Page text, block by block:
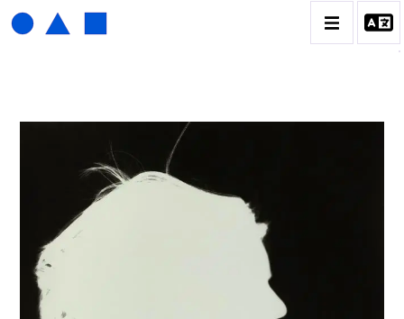
HENRI FOUCAULT
BIOGRAPHIE
CATALOGUE DES OEUVRES
02_PHOTOGRAPHIQUE